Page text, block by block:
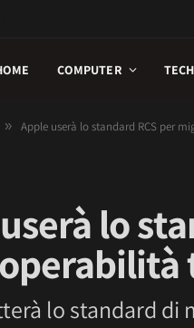
COMPUTER TECH
» Apple userà lo standard RCS per
lo
lo standard di